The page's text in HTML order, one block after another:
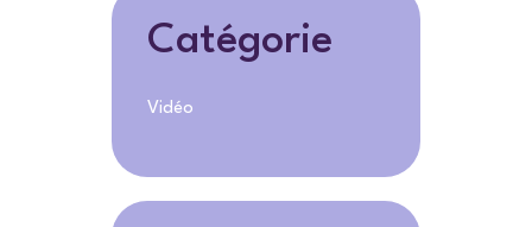
Catégorie
Vidéo